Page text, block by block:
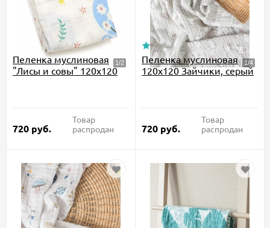
Пеленка муслиновая
"Лисы и совы" 120х120
720 руб.
Товар
распродан
Пеленка муслиновая
120х120 Зайчики, серый
720 руб.
Товар
распродан